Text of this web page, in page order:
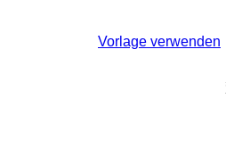
Vorlage verwenden